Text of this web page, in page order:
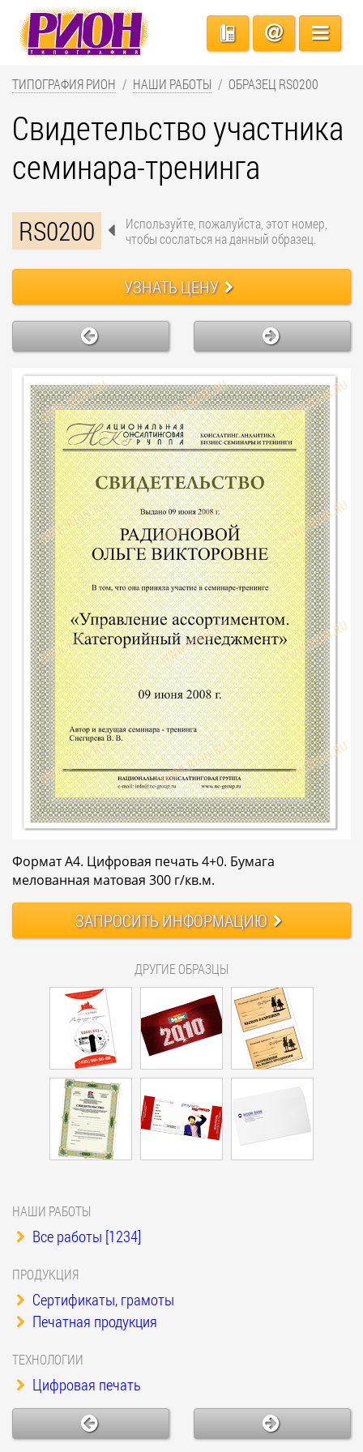
ТИПОГРАФИЯ РИОН НАШИ РАБОТЫ ОБРАЗЕЦ RS0200
Свидетельство участника
семинара-тренинга
RS0200
Используйте, пожалуйста, этот номер,
чтобы сослаться на данный образец.
УЗНАТЬ ЦЕНУ
Формат А4. Цифровая печать 4+0. Бумага
мелованная матовая 300 г/кв.м.
ЗАПРОСИТЬИНФОРМАЦИЮ
ДРУГИЕ ОБРАЗЦЫ
НАШИ РАБОТЫ
Все работы [1234]
ПРОДУКЦИЯ
Сертификаты, грамоты
Печатная продукция
ТЕХНОЛОГИИ
Цифровая печать